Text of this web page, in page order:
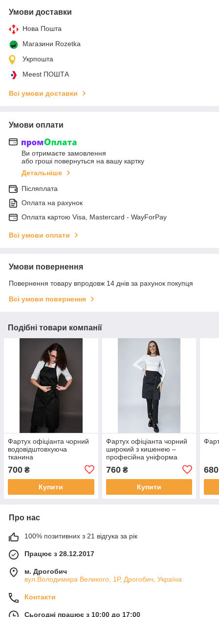
Умови доставки
Нова Пошта
Магазини Rozetka
Укрпошта
Meest ПОШТА
Всі умови доставки
Умови оплати
Ви отримаєте замовлення
або гроші повернуться на вашу картку
Детальніше
Післяплата
Оплата на рахунок
Оплата картою Visa, Mastercard - WayForPay
Всі умови оплати
Умови повернення
Повернення товару впродовж 14 днів за рахунок покупця
Всі умови повернення
Подібні товари компанії
Фартух офіціанта чорний
водовідштовхуюча
тканина
700 ₴
Купити
Фартух офіціанта чорний
широкий з кишенею –
професійна уніформа
HoReCa для ресторану,
кафе та бару
760₴
Купити
680
Про нас
100% позитивних з 21 відгука за рік
Працює з 28.12.2017
м. Дрогобич
вул.Володимира Великого, 1Р, Дрогобич, Україна
Контакти
Сьогодні працює з 10:00 до 17:00